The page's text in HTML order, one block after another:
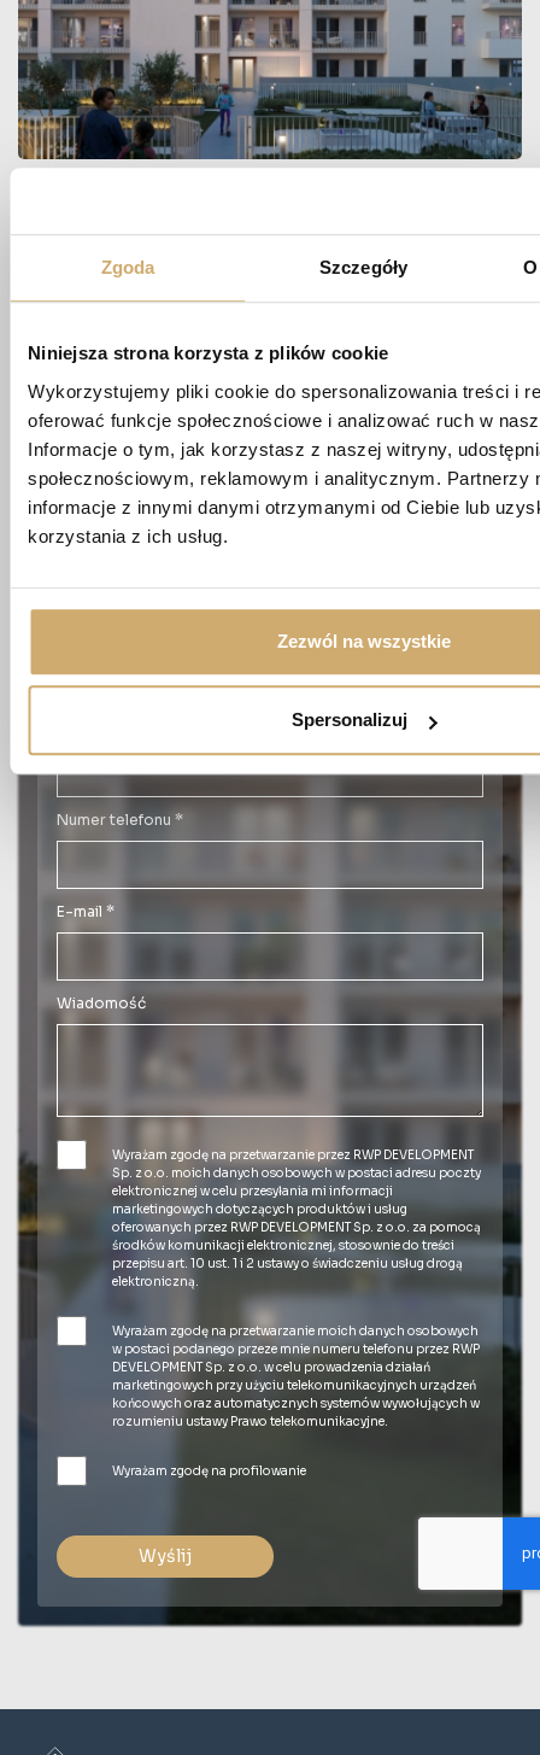
Zgoda Szczegóły
Niniejsza strona korzysta z plików cookie
Wykorzystujemy pliki cookie do spersonalizowania treści i
oferować funkcje społecznościowe i analizować ruch w
Informacje o tym, jak korzystasz z naszej witryny,
społecznościowym, reklamowym i analitycznym. Partnerzy
informacje z innymi danymi otrzymanymi od Ciebie lub
korzystania z ich usług.
Zezwól na wszystkie
Spersonalizuj
O MIESZKANIE
biuro@apartamentypoligonowa.pl
+48 881 737 573
+48 663 689 911
ul. Wędrowna 1/87,
Numer telefonu *
E-mail *
Wiadomość
Wyrażam zgodę na przetwarzanie przez RWP DEVELOPMENT
Sp. z o.o. moich danych osobowych w postaci adresu poczty
elektronicznej w celu przesyłania mi informacji
marketingowych dotyczących produktów i usług
oferowanych przez RWP DEVELOPMENT Sp. z o.o. za pomocą
środków komunikacji elektronicznej, stosownie do treści
przepisu art. 10 ust. 1 i 2 ustawy o świadczeniu usług drogą
elektroniczną.
Wyrażam zgodę na przetwarzanie moich danych osobowych
w postaci podanego przeze mnie numeru telefonu przez RWP
DEVELOPMENT Sp. z o.o. w celu prowadzenia działań
marketingowych przy użyciu telekomunikacyjnych urządzeń
końcowych oraz automatycznych systemów wywołujących w
rozumieniu ustawy Prawo telekomunikacyjne.
Wyrażam zgodę na profilowanie
Wyślij